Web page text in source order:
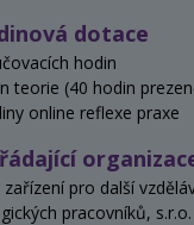
dotace
hodin
teorie (40 hodin
online reflexe praxe
pro další
pracovníků, s.r.o.